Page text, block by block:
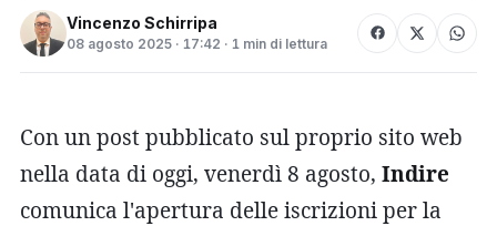
Vincenzo Schirripa
08 agosto 2025 · 17:42 · 1 min di lettura
Con un post pubblicato sul proprio sito web
nella data di oggi, venerdì 8 agosto, Indire
comunica l'apertura delle iscrizioni per la